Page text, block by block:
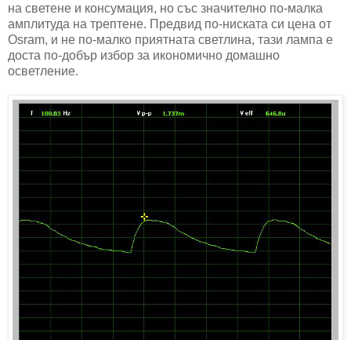
на светене и консумация, но със значително по-малка
амплитуда на трептене. Предвид по-ниската си цена от
Osram, и не по-малко приятната светлина, тази лампа е
доста по-добър избор за икономично домашно
осветление.